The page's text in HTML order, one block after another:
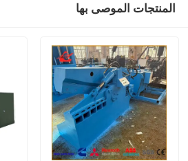
المنتجات الموصى بها